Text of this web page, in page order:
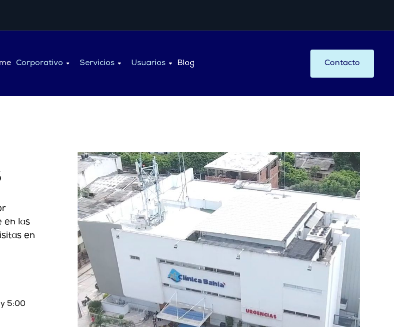
Corporativo Servicios Usuarios Blog Contacto
en las
en
5:00